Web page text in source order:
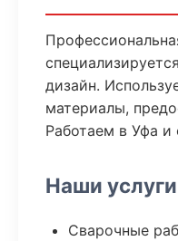
дизайн.
материалы,
Работаем в Уфа и
Наши услуги
Сварочные